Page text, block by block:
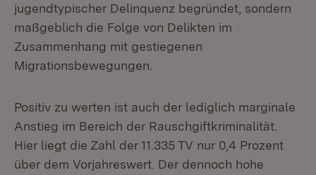
jugendtypischer Delinquenz begründet, sondern
maßgeblich die Folge von Delikten im
Zusammenhang mit gestiegenen
Migrationsbewegungen.
Positiv zu werten ist auch der lediglich marginale
Anstieg im Bereich der Rauschgiftkriminalität.
Hier liegt die Zahl der 11.335 TV nur 0,4 Prozent
über dem Vorjahreswert. Der dennoch hohe